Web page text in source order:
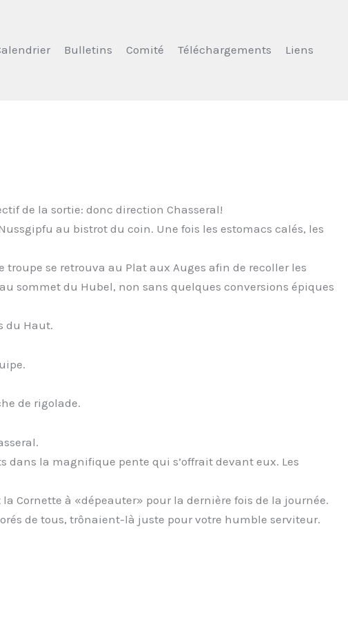
Bulletins Comité Téléchargements Liens
de la sortie: donc direction Chasseral!
au bistrot du coin. Une fois les estomacs calés, les
troupe se retrouva au Plat aux Auges afin de recoller les
sommet du Hubel, non sans quelques conversions épiques
du Haut.
de rigolade.
la magnifique pente qui s’offrait devant eux. Les
Cornette à «dépeauter» pour la dernière fois de la journée.
de tous, trônaient-là juste pour votre humble serviteur.